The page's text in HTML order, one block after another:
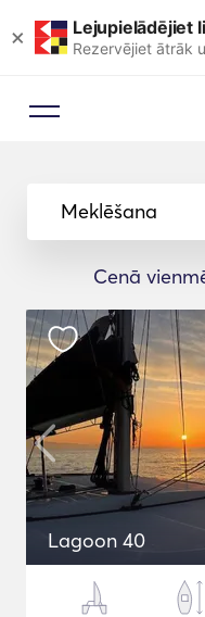
× Lejupielādējiet
Rezervējiet ātrāk
Meklēšana
Cenā
Lagoon 40